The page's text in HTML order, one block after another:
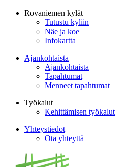
Rovaniemen kylät
Tutustu kyliin
Näe ja koe
Infokartta
Ajankohtaista
Ajankohtaista
Tapahtumat
Menneet tapahtumat
Työkalut
Kehittämisen työkalut
Yhteystiedot
Ota yhteyttä